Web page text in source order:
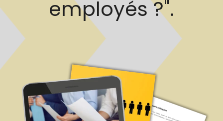
employés ?".